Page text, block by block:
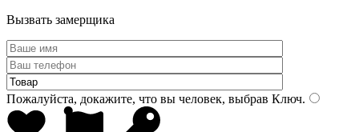
Вызвать замерщика
Пожалуйста, докажите, что вы человек, выбрав Ключ.